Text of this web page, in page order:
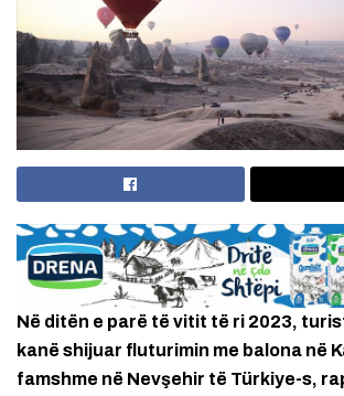
Në ditën e parë të vitit të ri 2023,
kanë shijuar fluturimin me balona në
famshme në Nevşehir të Türkiye-s,